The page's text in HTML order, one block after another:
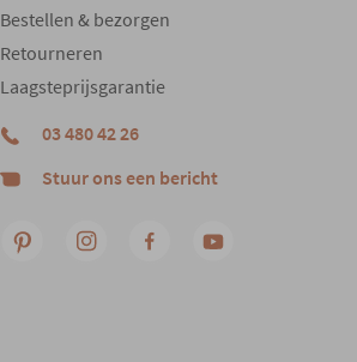
Bestellen & bezorgen
Retourneren
Laagsteprijsgarantie
03 480 42 26
Stuur ons een bericht